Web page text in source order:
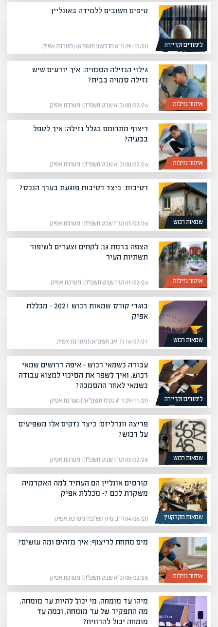
לימודים וקריירה
טיפים חשובים ללמידה באונליין
29/10/20 (י״א מרחשון תשפ״א) | מערכת אפיק
איתור נזילות
גילוי הנזילה הסמויה: איך יודעים שיש
נזילה סמויה בבית?
08/02/26 (כ״א שבט תשפ״ו) | מערכת אפיק
איתור נזילות
ריצוף מתרומם בגלל נזילה: איך לטפל
בבעיה?
08/02/26 (כ״א שבט תשפ״ו) | מערכת אפיק
שמאות רכוש
רטיבות: כיצד רטיבות פוגעת בערך הנכס?
03/02/26 (ט״ז שבט תשפ״ו) | מערכת אפיק
איתור נזילות
הצפה ברמת גן: לקחים וצעדים לשיפור
תשתיות העיר
01/02/26 (ט״ו שבט תשפ״ו) | מערכת אפיק
שמאות רכוש
בוגרי קורס שמאות רכוש 2021 – מכללת
אפיק
16/07/21 (ז׳ אב תשפ״א) | מערכת אפיק
לימודים וקריירה
עבודה כשמאי רכוש – איפה דרושים שמאי
רכוש, ואיך לשפר את הסיכוי למצוא עבודה
כשמאי לאחר ההסמכה?
29/11/20 (י״ג כסלו תשפ״א) | מערכת אפיק
שמאות רכוש
פריצה וונדליזם: כיצד נזקים אלו משפיעים
על רכוש?
03/02/26 (ט״ז שבט תשפ״ו) | מערכת אפיק
שמאות מקרקעין
קורסים אונליין הם העתיד למה האקדמיה
משקרת לכם ?- מכללת אפיק
04/06/20 (י״ב סיון תש״פ) | מערכת אפיק
איתור נזילות
מים מתחת לריצוף: איך מזהים ומה עושים?
08/02/26 (כ״א שבט תשפ״ו) | מערכת אפיק
מיהו עד מומחה, מי יכול להיות עד מומחה,
מה התפקיד של עד מומחה, וכמה עד
מומחה יכול להרוויח?